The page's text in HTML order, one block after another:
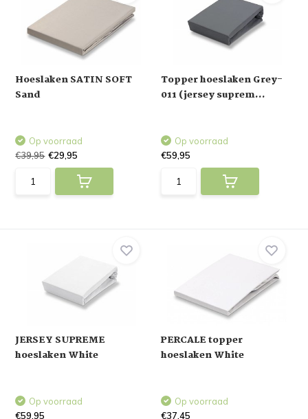
Hoeslaken SATIN SOFT
Sand
Op voorraad
€39,95 €29,95
Topper hoeslaken Grey-
011 (jersey suprem...
Op voorraad
€59,95
JERSEY SUPREME
hoeslaken White
Op voorraad
€59,95
PERCALE topper
hoeslaken White
Op voorraad
€37,45